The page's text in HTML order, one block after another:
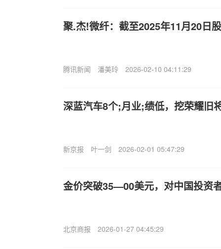
聚.杰!微纤：截至2025年11月20日
腾讯新闻 潘美玲 2026-02-10 04:11:29
深蓝汽车8个;月业;绩低，挖荣耀旧
新京报 叶一剑 2026-02-01 05:47:29
金价突破35—00美元，对中国投资
北京商报 2026-01-27 04:45:29